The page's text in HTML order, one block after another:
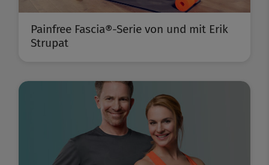
Painfree Fascia®-Serie von und mit Erik
Strupat